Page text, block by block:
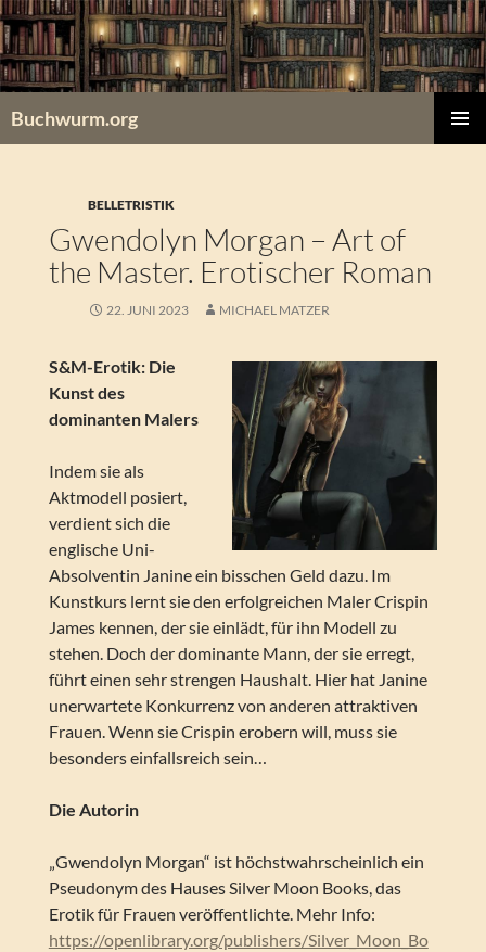
Zum
Inhalt
springen
Buchwurm.org
BELLETRISTIK
Gwendolyn Morgan – Art of
the Master. Erotischer Roman
22. JUNI 2023 MICHAEL MATZER
S&M-Erotik: Die
Kunst des
dominanten Malers
Indem sie als
Aktmodell posiert,
verdient sich die
englische Uni-
Absolventin Janine ein bisschen Geld dazu. Im
Kunstkurs lernt sie den erfolgreichen Maler Crispin
James kennen, der sie einlädt, für ihn Modell zu
stehen. Doch der dominante Mann, der sie erregt,
führt einen sehr strengen Haushalt. Hier hat Janine
unerwartete Konkurrenz von anderen attraktiven
Frauen. Wenn sie Crispin erobern will, muss sie
besonders einfallsreich sein…
Die Autorin
„Gwendolyn Morgan“ ist höchstwahrscheinlich ein
Pseudonym des Hauses Silver Moon Books, das
Erotik für Frauen veröffentlichte. Mehr Info:
https://openlibrary.org/publishers/Silver_Moon_Bo